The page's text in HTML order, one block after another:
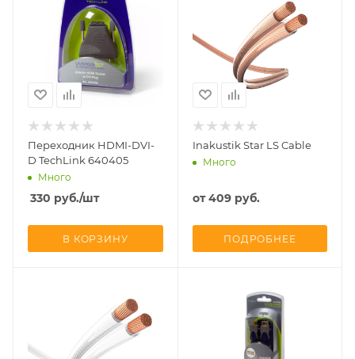
Переходник HDMI-DVI-
D TechLink 640405
Много
330 руб./шт
В КОРЗИНУ
Inakustik Star LS Cable
Много
от409 руб.
ПОДРОБНЕЕ